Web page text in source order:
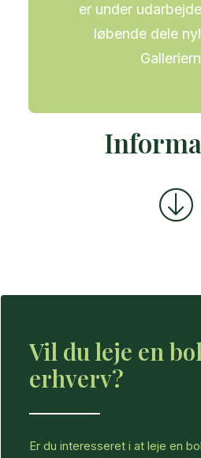
er under
løbende dele
Vil du leje en
erhverv?
Er du interesseret i at leje en